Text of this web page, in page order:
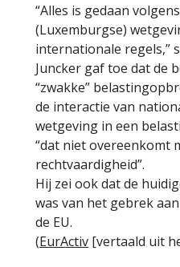
“Alles is gedaan
(Luxemburgse)
internationale regels,”
Juncker gaf toe dat de
“zwakke”
de interactie van
wetgeving in een
“dat niet overeenkomt
rechtvaardigheid”.
Hij zei ook dat de
was van het gebrek
de EU.
(EurActiv [vertaald uit